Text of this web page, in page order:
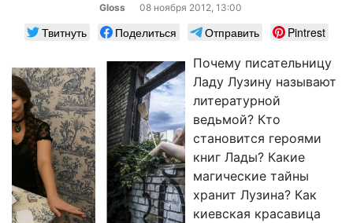
Gloss 08 ноября 2012, 13:00
Твитнуть Поделиться Отправить
Pintrest
Почему писательницу
Ладу Лузину называют
литературной
ведьмой? Кто
становится героями
книг Лады? Какие
магические тайны
хранит Лузина? Как
киевская красавица